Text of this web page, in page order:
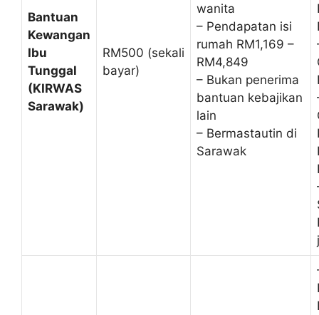
Bantuan
Kewangan
Ibu
Tunggal
(KIRWAS
Sarawak)
RM500 (sekali
bayar)
wanita
– Pendapatan isi
rumah RM1,169 –
RM4,849
– Bukan penerima
bantuan kebajikan
lain
– Bermastautin di
Sarawak